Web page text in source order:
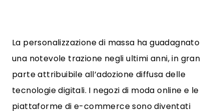
La personalizzazione di massa ha guadagnato
una notevole trazione negli ultimi anni, in gran
parte attribuibile all’adozione diffusa delle
tecnologie digitali. I negozi di moda online e le
piattaforme di e-commerce sono diventati